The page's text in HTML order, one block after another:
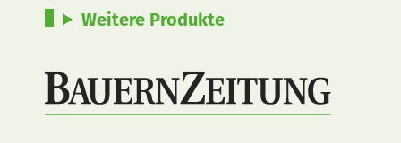
Weitere Produkte